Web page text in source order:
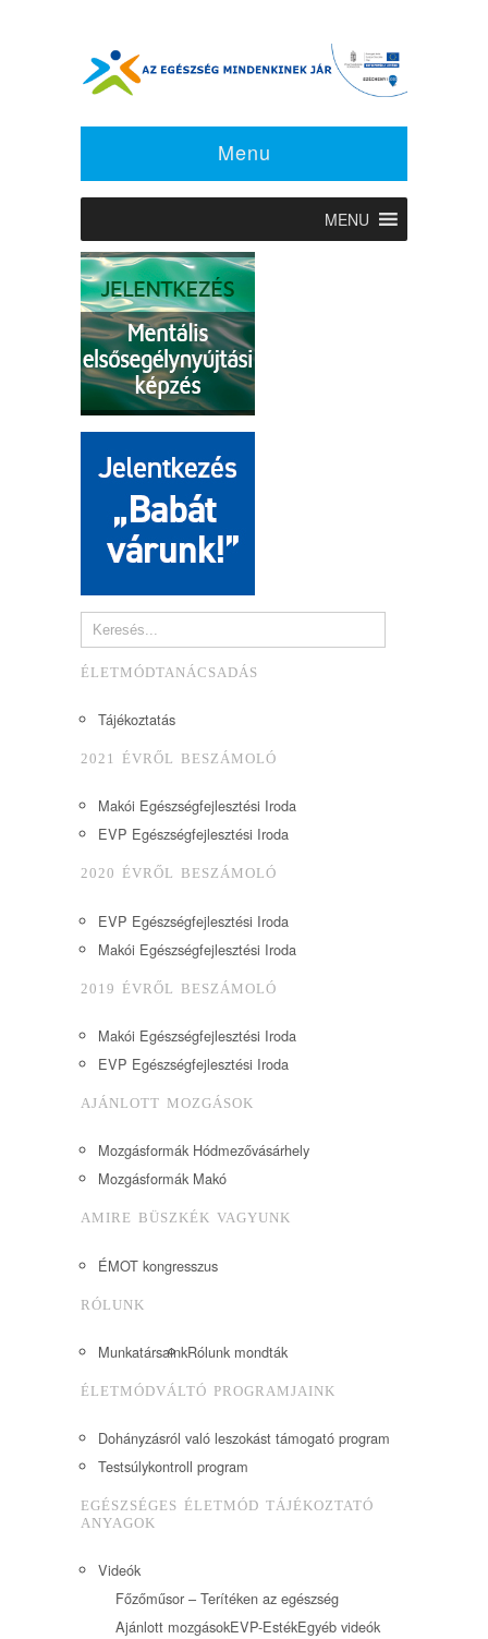
Menu
MENU
ÉLETMÓDTANÁCSADÁS
Tájékoztatás
2021 ÉVRŐL BESZÁMOLÓ
Makói Egészségfejlesztési Iroda
EVP Egészségfejlesztési Iroda
2020 ÉVRŐL BESZÁMOLÓ
EVP Egészségfejlesztési Iroda
Makói Egészségfejlesztési Iroda
2019 ÉVRŐL BESZÁMOLÓ
Makói Egészségfejlesztési Iroda
EVP Egészségfejlesztési Iroda
AJÁNLOTT MOZGÁSOK
Mozgásformák Hódmezővásárhely
Mozgásformák Makó
AMIRE BÜSZKÉK VAGYUNK
ÉMOT kongresszus
RÓLUNK
MunkatársainkRólunk mondták
ÉLETMÓDVÁLTÓ PROGRAMJAINK
Dohányzásról való leszokást támogató program
Testsúlykontroll program
EGÉSZSÉGES ÉLETMÓD TÁJÉKOZTATÓ
ANYAGOK
Videók
Főzőműsor – Terítéken az egészség
Ajánlott mozgásokEVP-EstékEgyéb videók